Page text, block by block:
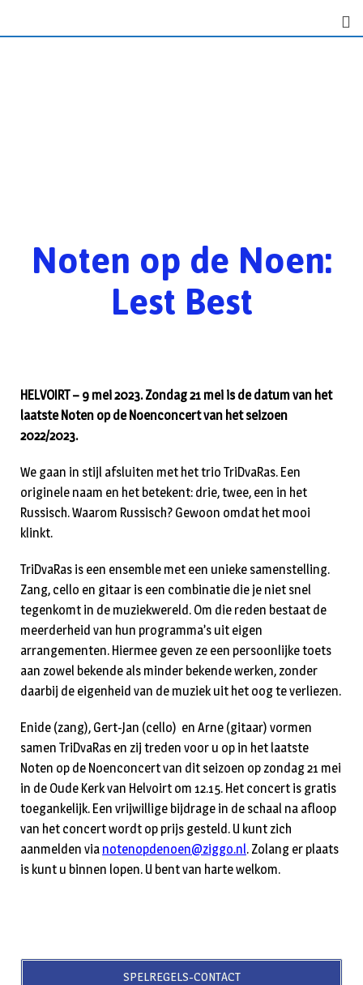
Noten op de Noen:
Lest Best
HELVOIRT – 9 mei 2023. Zondag 21 mei is de datum van het
laatste Noten op de Noenconcert van het seizoen
2022/2023.
We gaan in stijl afsluiten met het trio TriDvaRas. Een
originele naam en het betekent: drie, twee, een in het
Russisch. Waarom Russisch? Gewoon omdat het mooi
klinkt.
TriDvaRas is een ensemble met een unieke samenstelling.
Zang, cello en gitaar is een combinatie die je niet snel
tegenkomt in de muziekwereld. Om die reden bestaat de
meerderheid van hun programma’s uit eigen
arrangementen. Hiermee geven ze een persoonlijke toets
aan zowel bekende als minder bekende werken, zonder
daarbij de eigenheid van de muziek uit het oog te verliezen.
Enide (zang), Gert-Jan (cello) en Arne (gitaar) vormen
samen TriDvaRas en zij treden voor u op in het laatste
Noten op de Noenconcert van dit seizoen op zondag 21 mei
in de Oude Kerk van Helvoirt om 12.15. Het concert is gratis
toegankelijk. Een vrijwillige bijdrage in de schaal na afloop
van het concert wordt op prijs gesteld. U kunt zich
aanmelden via notenopdenoen@ziggo.nl. Zolang er plaats
is kunt u binnen lopen. U bent van harte welkom.
SPELREGELS-CONTACT